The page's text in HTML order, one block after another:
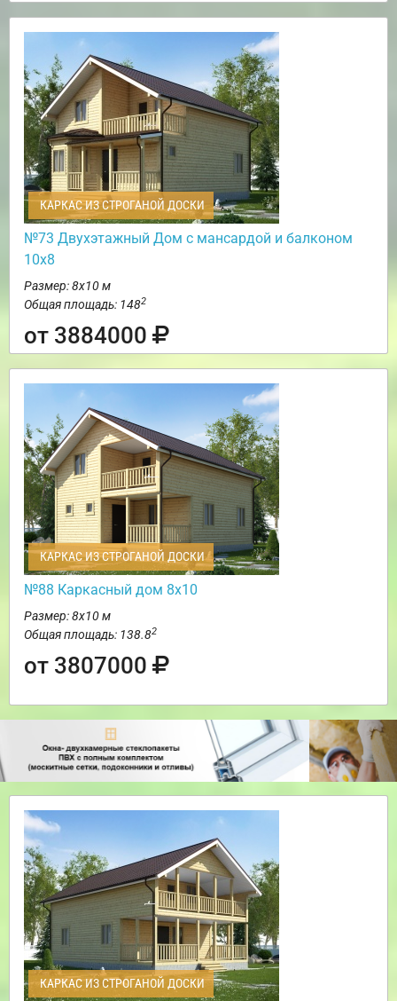
КАРКАС ИЗ СТРОГАНОЙ ДОСКИ
№73 Двухэтажный Дом с мансардой и балконом
10х8
Размер: 8х10 м
Общая площадь: 1482
от 3884000
КАРКАС ИЗ СТРОГАНОЙ ДОСКИ
№88 Каркасный дом 8х10
Размер: 8х10 м
Общая площадь: 138.82
от 3807000
КАРКАС ИЗ СТРОГАНОЙ ДОСКИ